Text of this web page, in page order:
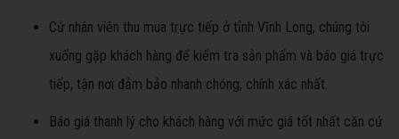
Cử nhân viên thu mua trực tiếp ở tỉnh Vĩnh Long, chúng tôi
xuống gặp khách hàng để kiểm tra sản phẩm và báo giá trực
tiếp, tận nơi đảm bảo nhanh chóng, chính xác nhất.
Báo giá thanh lý cho khách hàng với mức giá tốt nhất căn cứ